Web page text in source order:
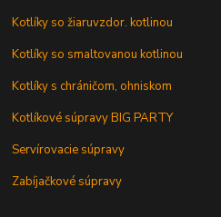
Kotlíky so žiaruvzdor. kotlinou
Kotlíky so smaltovanou kotlinou
Kotlíky s chráničom, ohniskom
Kotlíkové súpravy BIG PARTY
Servírovacie súpravy
Zabíjačkové súpravy